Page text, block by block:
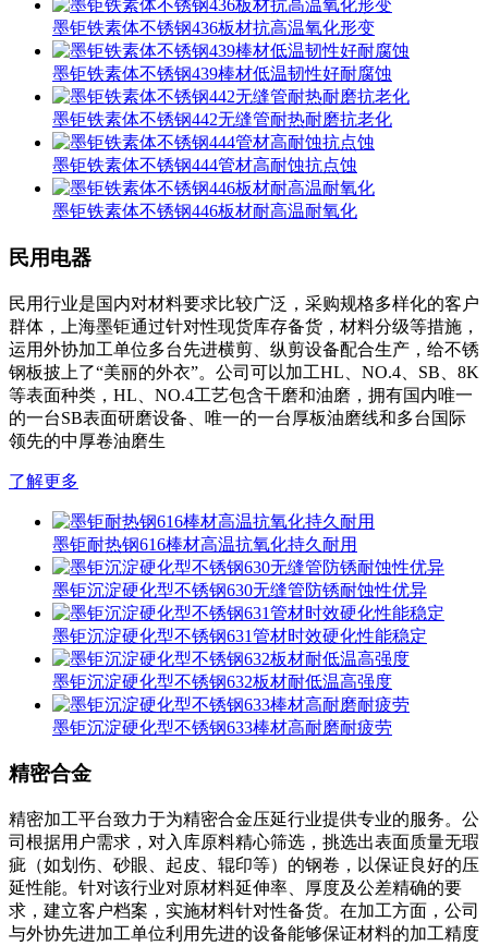
墨钜铁素体不锈钢436板材抗高温氧化形变
墨钜铁素体不锈钢439棒材低温韧性好耐腐蚀
墨钜铁素体不锈钢442无缝管耐热耐磨抗老化
墨钜铁素体不锈钢444管材高耐蚀抗点蚀
墨钜铁素体不锈钢446板材耐高温耐氧化
民用电器
民用行业是国内对材料要求比较广泛，采购规格多样化的客户
群体，上海墨钜通过针对性现货库存备货，材料分级等措施，
运用外协加工单位多台先进横剪、纵剪设备配合生产，给不锈
钢板披上了“美丽的外衣”。公司可以加工HL、NO.4、SB、8K
等表面种类，HL、NO.4工艺包含干磨和油磨，拥有国内唯一
的一台SB表面研磨设备、唯一的一台厚板油磨线和多台国际
领先的中厚卷油磨生
了解更多
墨钜耐热钢616棒材高温抗氧化持久耐用
墨钜沉淀硬化型不锈钢630无缝管防锈耐蚀性优异
墨钜沉淀硬化型不锈钢631管材时效硬化性能稳定
墨钜沉淀硬化型不锈钢632板材耐低温高强度
墨钜沉淀硬化型不锈钢633棒材高耐磨耐疲劳
精密合金
精密加工平台致力于为精密合金压延行业提供专业的服务。公
司根据用户需求，对入库原料精心筛选，挑选出表面质量无瑕
疵（如划伤、砂眼、起皮、辊印等）的钢卷，以保证良好的压
延性能。针对该行业对原材料延伸率、厚度及公差精确的要
求，建立客户档案，实施材料针对性备货。在加工方面，公司
与外协先进加工单位利用先进的设备能够保证材料的加工精度